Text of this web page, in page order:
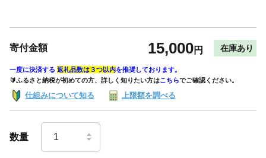
寄付金額 15,000円 在庫あり
一度に決済する 返礼品数は３つ以内を推奨しております。
🔰ふるさと納税が初めての方、詳しく知りたい方はこちらでご確認ください。
仕組みについて知る 上限額を調べる
数量